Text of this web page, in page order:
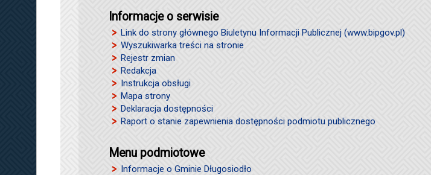
Informacje o serwisie
Link do strony głównego Biuletynu Informacji Publicznej (www.bipgov.pl)
Wyszukiwarka treści na stronie
Rejestr zmian
Redakcja
Instrukcja obsługi
Mapa strony
Deklaracja dostępności
Raport o stanie zapewnienia dostępności podmiotu publicznego
Menu podmiotowe
Informacje o Gminie Długosiodło